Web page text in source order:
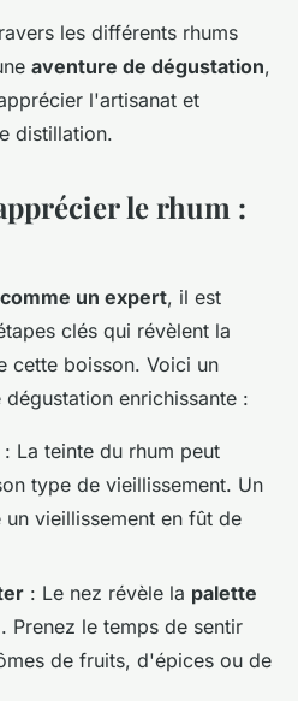
les différents rhums
aventure de dégustation,
l'artisanat et
distillation.
le rhum :
un expert, il est
clés qui révèlent la
cette boisson. Voici un
enrichissante :
: La teinte du rhum peut
type de vieillissement. Un
vieillissement en fût de
: Le nez révèle la palette
Prenez le temps de sentir
de fruits, d'épices ou de